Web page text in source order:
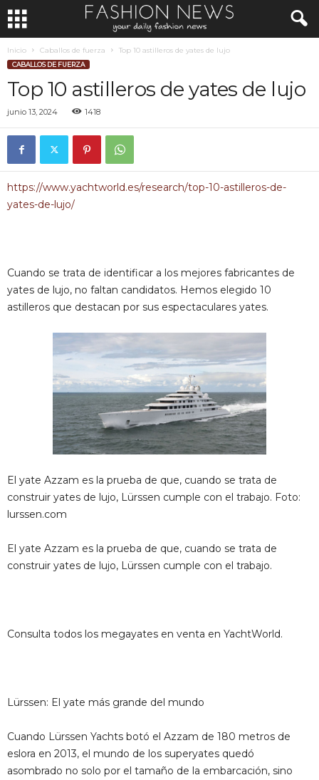
Inicio Caballos de fuerza Top 10 astilleros de yates de lujo
CABALLOS DE FUERZA
Top 10 astilleros de yates de lujo
junio 13, 2024 1418
https://www.yachtworld.es/research/top-10-astilleros-de-
yates-de-lujo/
Cuando se trata de identificar a los mejores fabricantes de
yates de lujo, no faltan candidatos. Hemos elegido 10
astilleros que destacan por sus espectaculares yates.
El yate Azzam es la prueba de que, cuando se trata de
construir yates de lujo, Lürssen cumple con el trabajo. Foto:
lurssen.com
El yate Azzam es la prueba de que, cuando se trata de
construir yates de lujo, Lürssen cumple con el trabajo.
Consulta todos los megayates en venta en YachtWorld.
Lürssen: El yate más grande del mundo
Cuando Lürssen Yachts botó el Azzam de 180 metros de
eslora en 2013, el mundo de los superyates quedó
asombrado no solo por el tamaño de la embarcación, sino